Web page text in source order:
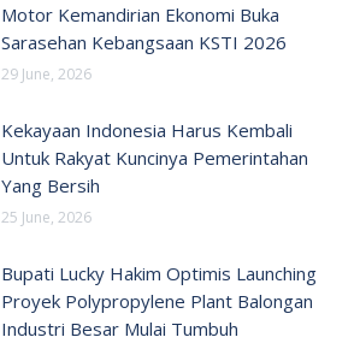
Motor Kemandirian Ekonomi Buka
Sarasehan Kebangsaan KSTI 2026
29 June, 2026
Kekayaan Indonesia Harus Kembali
Untuk Rakyat Kuncinya Pemerintahan
Yang Bersih
25 June, 2026
Bupati Lucky Hakim Optimis Launching
Proyek Polypropylene Plant Balongan
Industri Besar Mulai Tumbuh